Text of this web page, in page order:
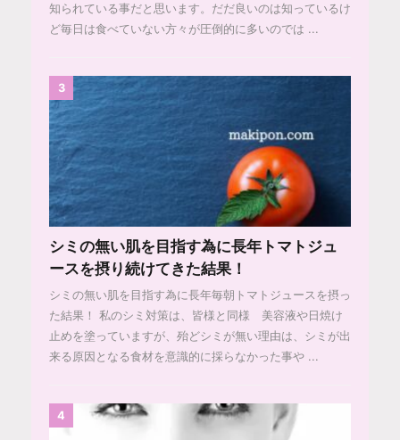
知られている事だと思います。だだ良いのは知っているけ
ど毎日は食べていない方々が圧倒的に多いのでは ...
3
シミの無い肌を目指す為に長年トマトジュ
ースを摂り続けてきた結果！
シミの無い肌を目指す為に長年毎朝トマトジュースを摂っ
た結果！ 私のシミ対策は、皆様と同様 美容液や日焼け
止めを塗っていますが、殆どシミが無い理由は、シミが出
来る原因となる食材を意識的に採らなかった事や ...
4